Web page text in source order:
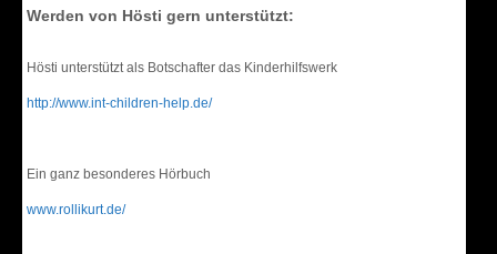
Werden von Hösti gern unterstützt:
Hösti unterstützt als Botschafter das Kinderhilfswerk
http://www.int-children-help.de/
Ein ganz besonderes Hörbuch
www.rollikurt.de/